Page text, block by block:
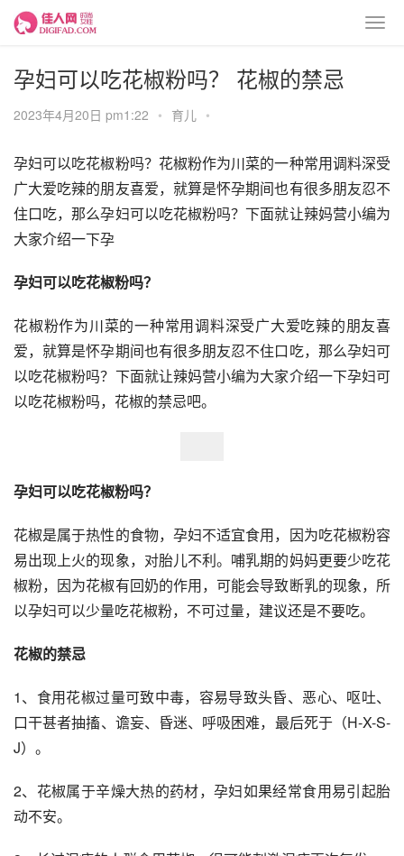
孕妇可以吃花椒粉吗？ 花椒的禁忌
2023年4月20日 pm1:22 • 育儿 •
孕妇可以吃花椒粉吗？花椒粉作为川菜的一种常用调料深受
广大爱吃辣的朋友喜爱，就算是怀孕期间也有很多朋友忍不
住口吃，那么孕妇可以吃花椒粉吗？下面就让辣妈营小编为
大家介绍一下孕
孕妇可以吃花椒粉吗？
花椒粉作为川菜的一种常用调料深受广大爱吃辣的朋友喜
爱，就算是怀孕期间也有很多朋友忍不住口吃，那么孕妇可
以吃花椒粉吗？下面就让辣妈营小编为大家介绍一下孕妇可
以吃花椒粉吗，花椒的禁忌吧。
孕妇可以吃花椒粉吗？
花椒是属于热性的食物，孕妇不适宜食用，因为吃花椒粉容
易出现上火的现象，对胎儿不利。哺乳期的妈妈更要少吃花
椒粉，因为花椒有回奶的作用，可能会导致断乳的现象，所
以孕妇可以少量吃花椒粉，不可过量，建议还是不要吃。
花椒的禁忌
1、食用花椒过量可致中毒，容易导致头昏、恶心、呕吐、
口干甚者抽搐、谵妄、昏迷、呼吸困难，最后死于（H-X-S-
J）。
2、花椒属于辛燥大热的药材，孕妇如果经常食用易引起胎
动不安。